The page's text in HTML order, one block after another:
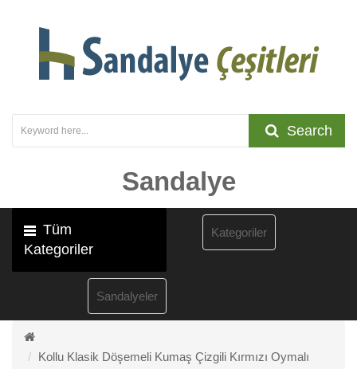
Search
Sandalye
Tüm
Kategoriler
Sandalyeler
Kategoriler
Kollu Klasik Döşemeli Kumaş Çizgili Kırmızı Oymalı